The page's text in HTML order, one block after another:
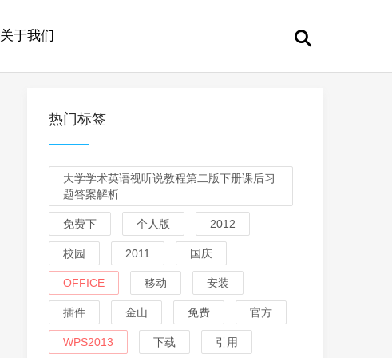
关于我们
热门标签
大学学术英语视听说教程第二版下册课后习
题答案解析
免费下 个人版 2012
校园 2011 国庆
OFFICE 移动 安装
插件 金山 免费 官方
WPS2013 下载 引用